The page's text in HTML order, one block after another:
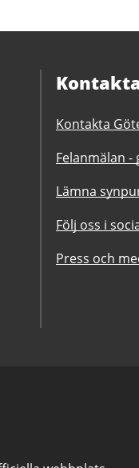
Kontakta
Felanmälan
Lämna
Följ oss i
Press och